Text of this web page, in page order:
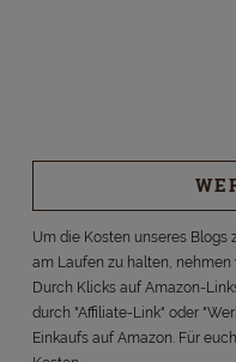
Um die Kosten unseres Blogs
am Laufen zu halten,
Durch Klicks auf Amazon-
durch "Affiliate-Link" oder
Einkaufs auf Amazon. Für